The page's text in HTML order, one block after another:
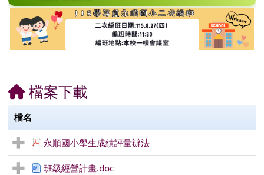
主內容區域
檔案下載
檔名
永順國小學生成績評量辦法
班級經營計畫.doc